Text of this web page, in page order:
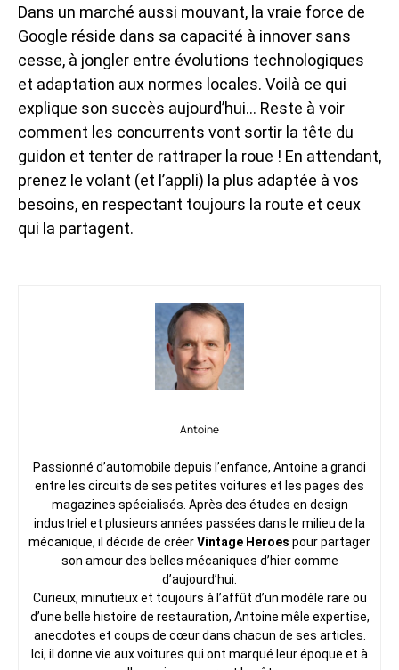
Dans un marché aussi mouvant, la vraie force de
Google réside dans sa capacité à innover sans
cesse, à jongler entre évolutions technologiques
et adaptation aux normes locales. Voilà ce qui
explique son succès aujourd’hui… Reste à voir
comment les concurrents vont sortir la tête du
guidon et tenter de rattraper la roue ! En attendant,
prenez le volant (et l’appli) la plus adaptée à vos
besoins, en respectant toujours la route et ceux
qui la partagent.
Antoine
Passionné d’automobile depuis l’enfance, Antoine a grandi
entre les circuits de ses petites voitures et les pages des
magazines spécialisés. Après des études en design
industriel et plusieurs années passées dans le milieu de la
mécanique, il décide de créerVintage Heroes pour partager
son amour des belles mécaniques d’hier comme
d’aujourd’hui.
Curieux, minutieux et toujours à l’affût d’un modèle rare ou
d’une belle histoire de restauration, Antoine mêle expertise,
anecdotes et coups de cœur dans chacun de ses articles.
Ici, il donne vie aux voitures qui ont marqué leur époque et à